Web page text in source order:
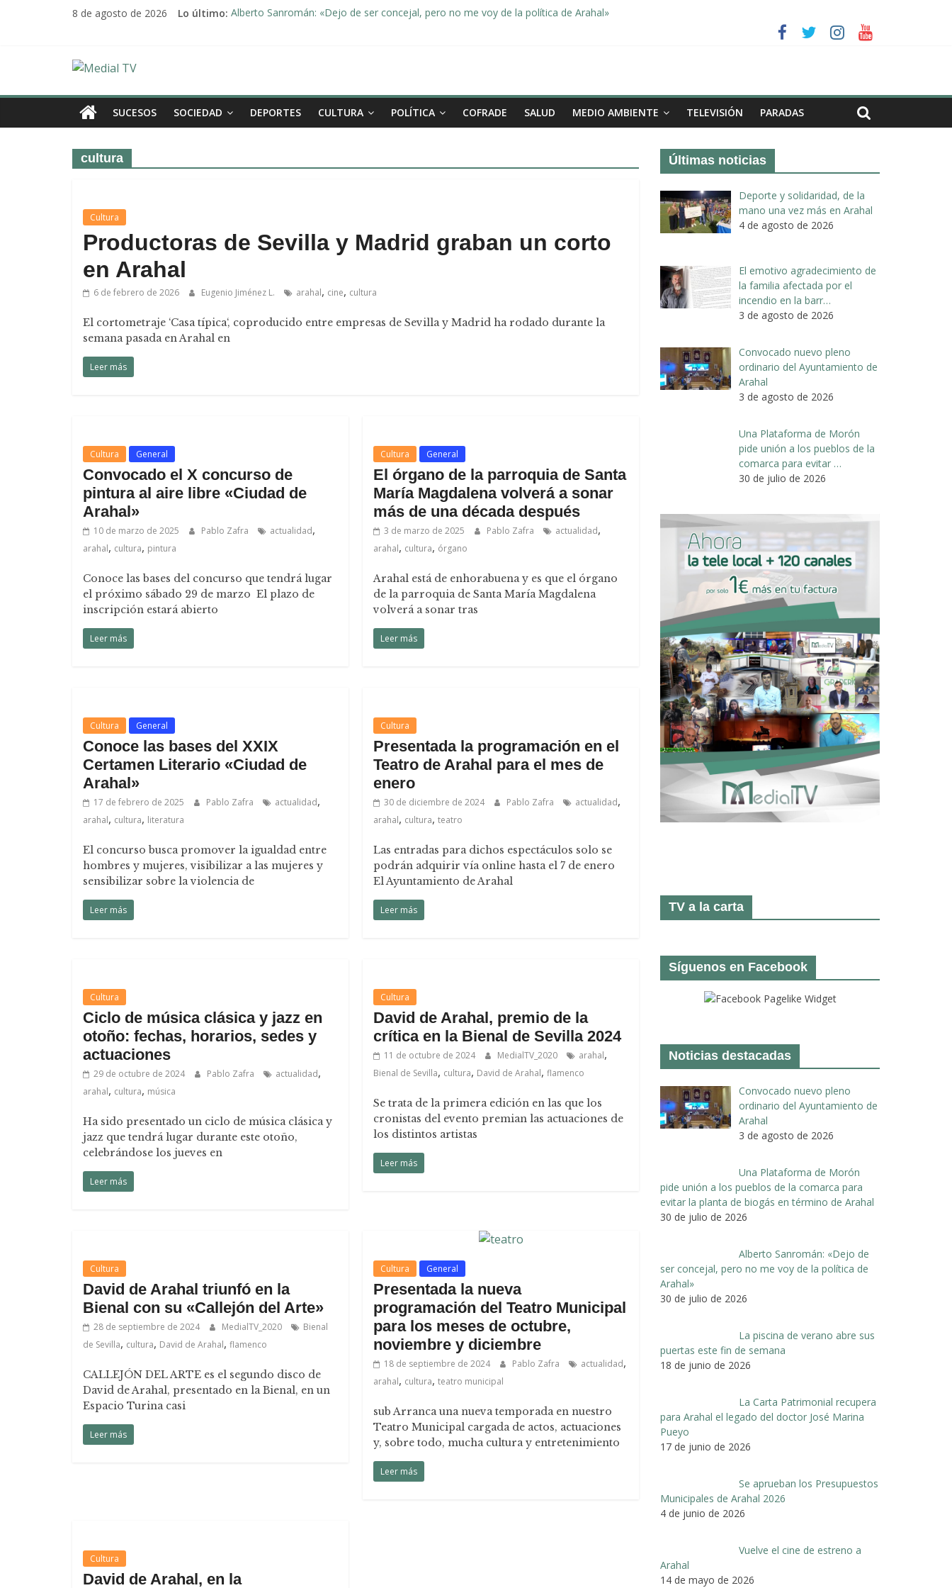
8 de agosto de 2026 Lo último: Alberto Sanromán: «Dejo de ser concejal, pero no me voy de la política de Arahal»
Medial
TV
El
diario
televisión
de
Arahal
SUCESOS SOCIEDAD DEPORTES CULTURA POLÍTICA COFRADE SALUD MEDIO AMBIENTE TELEVISIÓN PARADAS
cultura
Cultura
Productoras de Sevilla y Madrid graban un corto
en Arahal
6 de febrero de 2026 Eugenio Jiménez L. arahal, cine, cultura
El cortometraje ‘Casa típica‘, coproducido entre empresas de Sevilla y Madrid ha rodado durante la
semana pasada en Arahal en
Leer más
Cultura General
Convocado el X concurso de
pintura al aire libre «Ciudad de
Arahal»
10 de marzo de 2025 Pablo Zafra actualidad,
arahal, cultura, pintura
Conoce las bases del concurso que tendrá lugar
el próximo sábado 29 de marzo El plazo de
inscripción estará abierto
Leer más
Cultura General
El órgano de la parroquia de Santa
María Magdalena volverá a sonar
más de una década después
3 de marzo de 2025 Pablo Zafra actualidad,
arahal, cultura, órgano
Arahal está de enhorabuena y es que el órgano
de la parroquia de Santa María Magdalena
volverá a sonar tras
Leer más
Cultura General
Conoce las bases del XXIX
Certamen Literario «Ciudad de
Arahal»
17 de febrero de 2025 Pablo Zafra actualidad,
arahal, cultura, literatura
El concurso busca promover la igualdad entre
hombres y mujeres, visibilizar a las mujeres y
sensibilizar sobre la violencia de
Leer más
Cultura
Presentada la programación en el
Teatro de Arahal para el mes de
enero
30 de diciembre de 2024 Pablo Zafra actualidad,
arahal, cultura,teatro
Las entradas para dichos espectáculos solo se
podrán adquirir vía online hasta el 7 de enero
El Ayuntamiento de Arahal
Leer más
Cultura
Ciclo de música clásica y jazz en
otoño: fechas, horarios, sedes y
actuaciones
29 de octubre de 2024 Pablo Zafra actualidad,
arahal, cultura, música
Ha sido presentado un ciclo de música clásica y
jazz que tendrá lugar durante este otoño,
celebrándose los jueves en
Leer más
Cultura
David de Arahal, premio de la
crítica en la Bienal de Sevilla 2024
11 de octubre de 2024 MedialTV_2020 arahal,
Bienal de Sevilla, cultura, David de Arahal,flamenco
Se trata de la primera edición en las que los
cronistas del evento premian las actuaciones de
los distintos artistas
Leer más
Cultura
David de Arahal triunfó en la
Bienal con su «Callejón del Arte»
28 de septiembre de 2024 MedialTV_2020
Bienal
de Sevilla, cultura, David de Arahal, flamenco
CALLEJÓN DEL ARTE es el segundo disco de
David de Arahal, presentado en la Bienal, en un
Espacio Turina casi
Leer más
Cultura General
Presentada la nueva
programación del Teatro Municipal
para los meses de octubre,
noviembre y diciembre
18 de septiembre de 2024 Pablo Zafra actualidad,
arahal, cultura,teatro municipal
sub Arranca una nueva temporada en nuestro
Teatro Municipal cargada de actos, actuaciones
y, sobre todo, mucha cultura y entretenimiento
Leer más
Cultura
David de Arahal, en la
Últimas noticias
Deporte y solidaridad, de la
mano una vez más en Arahal
4 de agosto de 2026
El emotivo agradecimiento de
la familia afectada por el
incendio en la barr…
3 de agosto de 2026
Convocado nuevo pleno
ordinario del Ayuntamiento de
Arahal
3 de agosto de 2026
Una Plataforma de Morón
pide unión a los pueblos de la
comarca para evitar …
30 de julio de 2026
TV a la carta
Síguenos en Facebook
Noticias destacadas
Convocado nuevo pleno
ordinario del Ayuntamiento de
Arahal
3 de agosto de 2026
Una Plataforma de Morón
pide unión a los pueblos de la comarca para
evitar la planta de biogás en término de Arahal
30 de julio de 2026
Alberto Sanromán: «Dejo de
ser concejal, pero no me voy de la política de
Arahal»
30 de julio de 2026
La piscina de verano abre sus
puertas este fin de semana
18 de junio de 2026
La Carta Patrimonial recupera
para Arahal el legado del doctor José Marina
Pueyo
17 de junio de 2026
Se aprueban los Presupuestos
Municipales de Arahal 2026
4 de junio de 2026
Vuelve el cine de estreno a
Arahal
14 de mayo de 2026